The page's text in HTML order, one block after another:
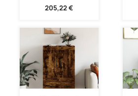
205,22 €